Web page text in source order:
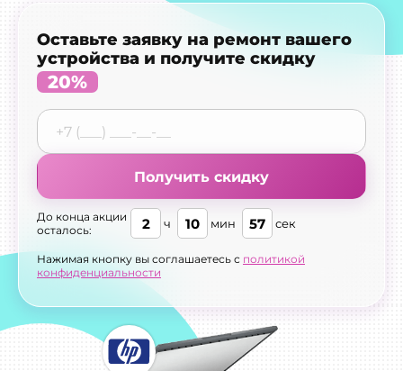
Оставьте заявку на ремонт вашего
устройства и получите скидку
20%
Получить скидку
До конца акции
осталось:
2 ч 10 мин 56 сек
Нажимая кнопку вы соглашаетесь с политикой
конфиденциальности